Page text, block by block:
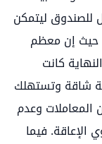
للصندوق ليتمكن
حيث إن معظم
كانت
شاقة وتستهلك
وعدم
فيما